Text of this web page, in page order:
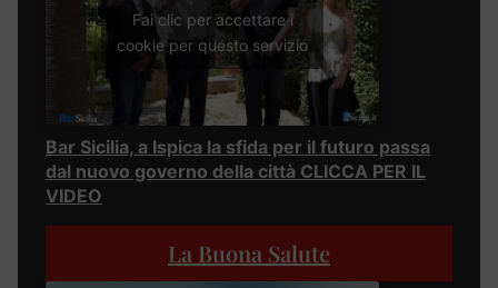
Fai clic per accettare i
cookie per questo servizio
Bar Sicilia, a Ispica la sfida per il futuro passa
dal nuovo governo della città CLICCA PER IL
VIDEO
La Buona Salute